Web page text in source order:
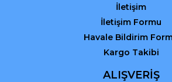
İletişim
İletişim Formu
Havale Bildirim
Kargo Takibi
ALIŞVERİŞ